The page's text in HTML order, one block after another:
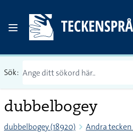
Sök:
dubbelbogey
dubbelbogey (18920) Andra